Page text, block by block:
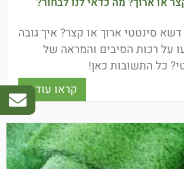
סינטטי ארוך או קצר? איך גובה
על רכות הסיבים והמראה של
כל התשובות כאן!
קראו עוד »